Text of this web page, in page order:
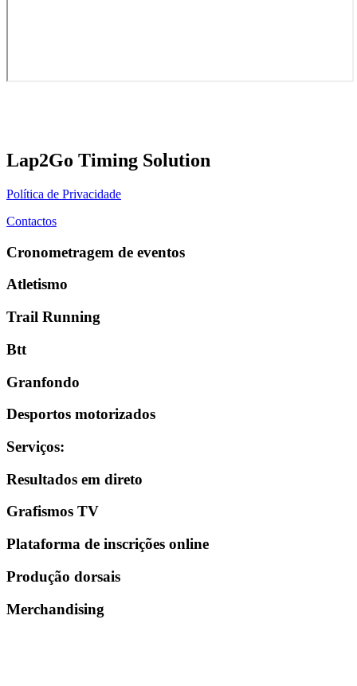
Lap2Go Timing Solution
Política de Privacidade
Contactos
Cronometragem de eventos
Atletismo
Trail Running
Btt
Granfondo
Desportos motorizados
Serviços:
Resultados em direto
Grafismos TV
Plataforma de inscrições online
Produção dorsais
Merchandising